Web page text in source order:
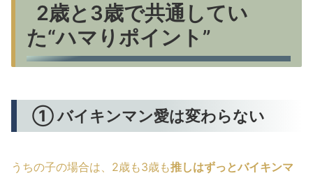
2歳と3歳で共通してい
た“ハマりポイント”
① バイキンマン愛は変わらない
うちの子の場合は、2歳も3歳も推しはずっとバイキンマ